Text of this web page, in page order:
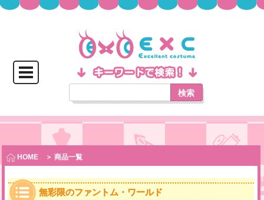
検索
HOME ＞ 商品一覧
無彩限のファントム・ワールド